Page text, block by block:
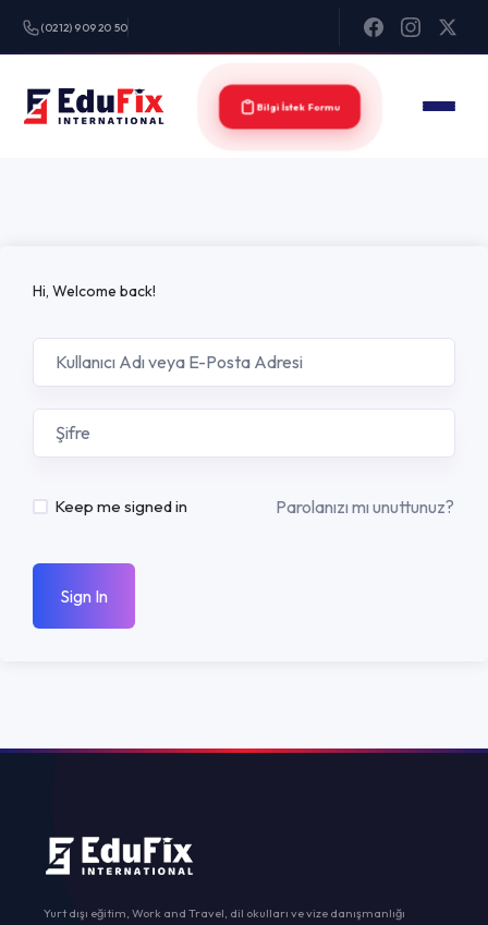
(0212) 909 20 50
Bilgi İstek Formu
Hi, Welcome back!
Keep me signed in Parolanızı mı unuttunuz?
Sign In
Yurt dışı eğitim, Work and Travel, dil okulları ve vize danışmanlığı